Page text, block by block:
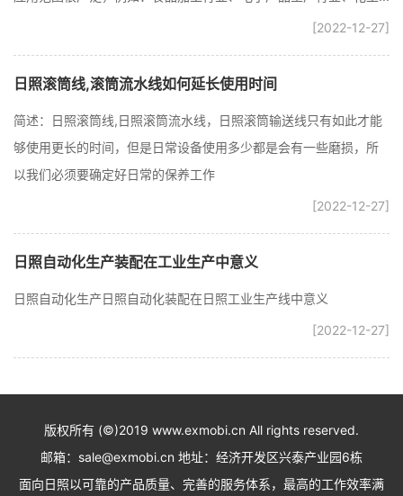
[2022-12-27]
日照滚筒线,滚筒流水线如何延长使用时间
简述：日照滚筒线,日照滚筒流水线，日照滚筒输送线只有如此才能
够使用更长的时间，但是日常设备使用多少都是会有一些磨损，所
以我们必须要确定好日常的保养工作
[2022-12-27]
日照自动化生产装配在工业生产中意义
日照自动化生产日照自动化装配在日照工业生产线中意义
[2022-12-27]
版权所有 (©)2019 www.exmobi.cn All rights reserved.
邮箱：sale@exmobi.cn 地址：经济开发区兴泰产业园6栋
面向日照以可靠的产品质量、完善的服务体系，最高的工作效率满